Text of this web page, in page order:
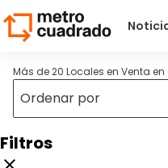
Más de 20 Locales en Venta
Filtros